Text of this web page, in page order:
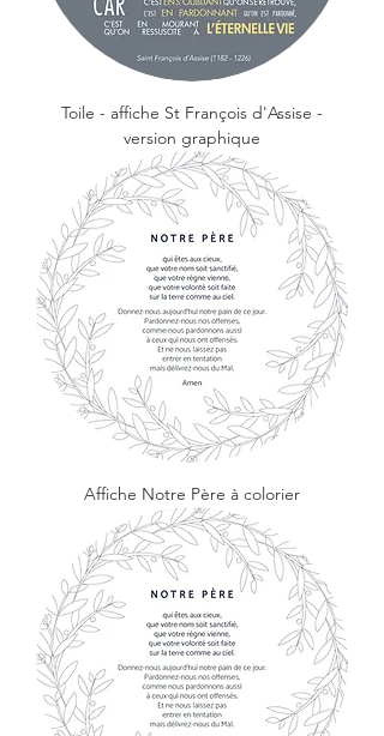
Toile - affiche St François d'Assise -
version graphique
Affiche Notre Père à colorier